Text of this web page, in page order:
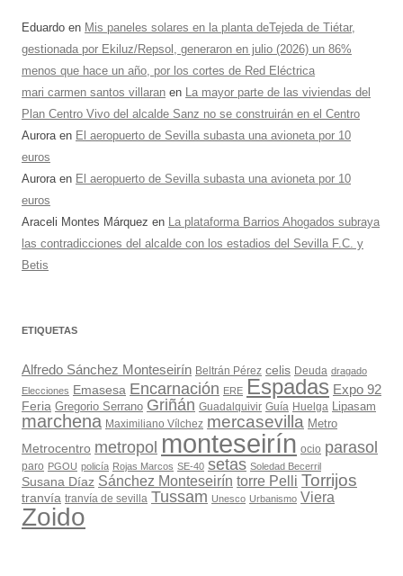
Eduardo en Mis paneles solares en la planta deTejeda de Tiétar,
gestionada por Ekiluz/Repsol, generaron en julio (2026) un 86%
menos que hace un año, por los cortes de Red Eléctrica
mari carmen santos villaran en La mayor parte de las viviendas del
Plan Centro Vivo del alcalde Sanz no se construirán en el Centro
Auroraen El aeropuerto de Sevilla subasta una avioneta por 10
euros
Auroraen El aeropuerto de Sevilla subasta una avioneta por 10
euros
Araceli Montes Márquez en La plataforma Barrios Ahogados subraya
las contradicciones del alcalde con los estadios del Sevilla F.C. y
Betis
ETIQUETAS
Alfredo Sánchez Monteseirín Beltrán Pérez celis Deuda dragado
Elecciones Emasesa Encarnación ERE Espadas Expo 92
Feria Gregorio Serrano Griñán Guadalquivir Guía Huelga Lipasam
marchena Maximiliano Vílchez mercasevilla Metro
Metrocentro metropol monteseirín ocio parasol
paro PGOU policía Rojas Marcos SE-40 setas Soledad Becerril
Susana Díaz Sánchez Monteseirín torre Pelli Torrijos
tranvía tranvía de sevilla Tussam Unesco Urbanismo Viera
Zoido